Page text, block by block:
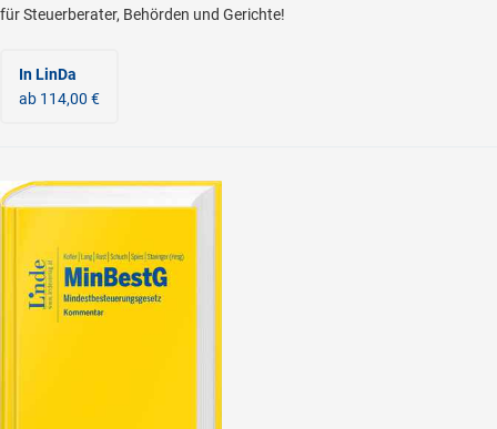
für Steuerberater, Behörden und Gerichte!
In LinDa
ab 114,00 €